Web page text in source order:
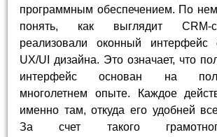
программным обеспечением. По
понять, как выглядит CRM-
реализовали оконный интерфейс
UX/UI дизайна. Это означает, что
интерфейс основан на
многолетнем опыте. Каждое
именно там, откуда его удобней
За счет такого